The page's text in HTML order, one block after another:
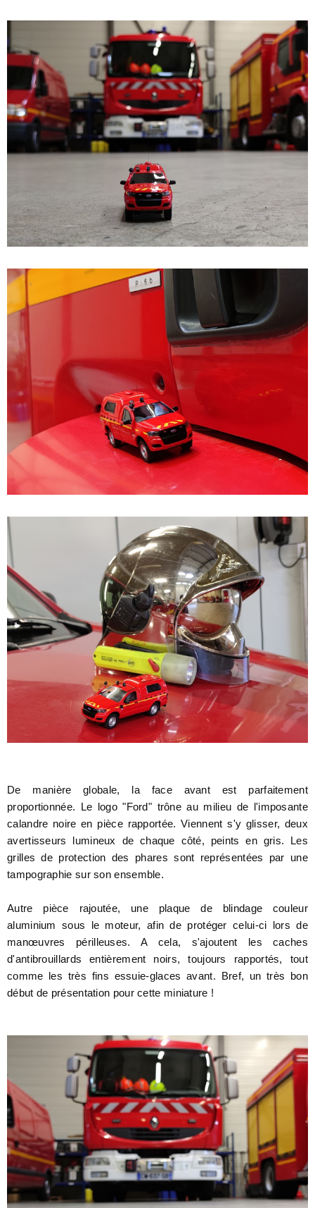
De manière globale, la face avant est parfaitement
proportionnée. Le logo "Ford" trône au milieu de l'imposante
calandre noire en pièce rapportée. Viennent s'y glisser, deux
avertisseurs lumineux de chaque côté, peints en gris. Les
grilles de protection des phares sont représentées par une
tampographie sur son ensemble.
Autre pièce rajoutée, une plaque de blindage couleur
aluminium sous le moteur, afin de protéger celui-ci lors de
manœuvres périlleuses. A cela, s'ajoutent les caches
d'antibrouillards entièrement noirs, toujours rapportés, tout
comme les très fins essuie-glaces avant. Bref, un très bon
début de présentation pour cette miniature !